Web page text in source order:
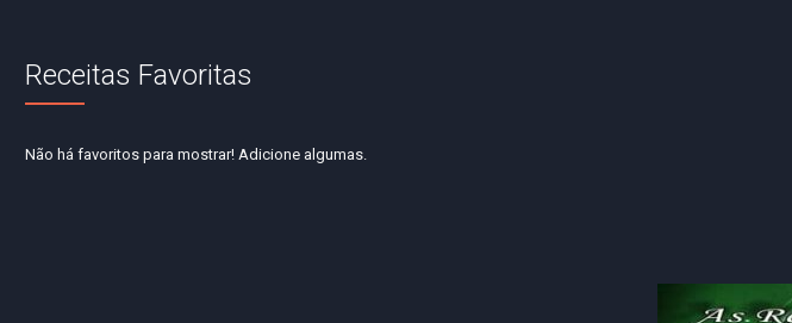
Receitas Favoritas
Não há favoritos para mostrar! Adicione algumas.